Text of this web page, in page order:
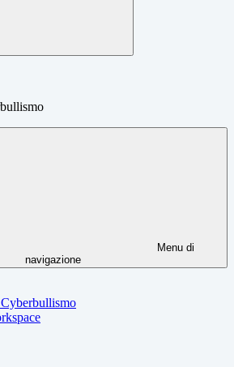
Menu di
navigazione